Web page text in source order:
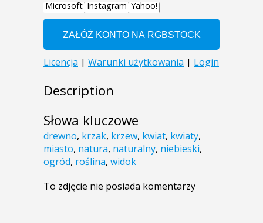
Description
Słowa kluczowe
drewno, krzak, krzew, kwiat, kwiaty,
miasto, natura, naturalny, niebieski,
ogród, roślina, widok
To zdjęcie nie posiada komentarzy